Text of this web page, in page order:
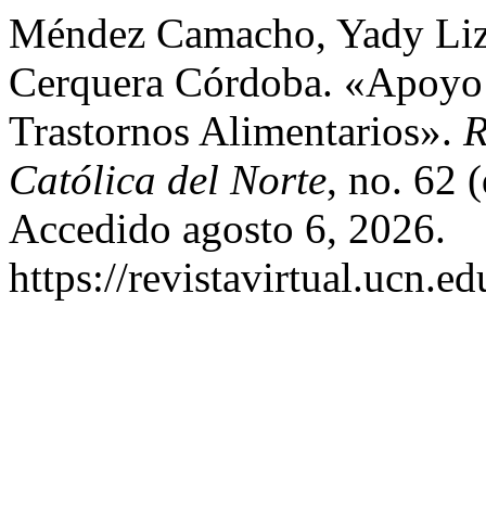
Méndez Camacho, Yady
Cerquera Córdoba.
Trastornos Alimentarios».
Católica del Norte, no. 62
Accedido agosto 6, 2026.
https://